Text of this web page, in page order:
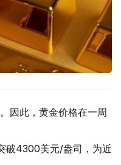
因此，黄金价格在一周
破4300美元/盎司，为近